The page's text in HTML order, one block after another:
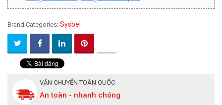
Brand Categories: Sysbel
VẬN CHUYỂN TOÀN QUỐC
An toàn - nhanh chóng